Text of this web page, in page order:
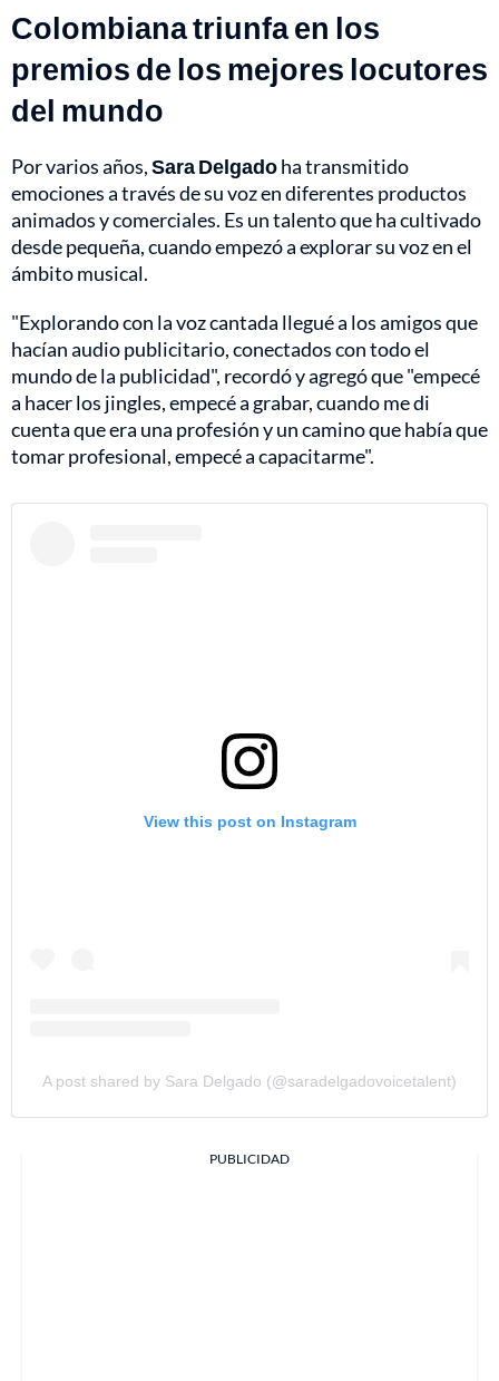
Colombiana triunfa en los
premios de los mejores locutores
del mundo
Por varios años,Sara Delgadoha transmitido
emociones a través de su voz en diferentes productos
animados y comerciales. Es un talento que ha cultivado
desde pequeña, cuando empezó a explorar su voz en el
ámbito musical.
"Explorando con la voz cantada llegué a los amigos que
hacían audio publicitario, conectados con todo el
mundo de la publicidad", recordó y agregó que "empecé
a hacer los jingles, empecé a grabar, cuando me di
cuenta que era una profesión y un camino que había que
tomar profesional, empecé a capacitarme".
View this post on Instagram
A post shared by Sara Delgado (@saradelgadovoicetalent)
PUBLICIDAD